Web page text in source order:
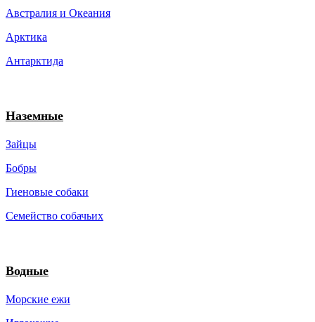
Австралия и Океания
Арктика
Антарктида
Наземные
Зайцы
Бобры
Гиеновые собаки
Семейство собачьих
Водные
Морские ежи